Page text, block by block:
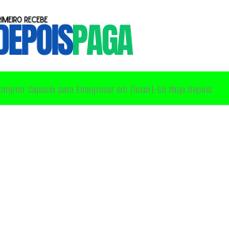
Cápsula para Emagrecer em [local]: Só Paga Depois